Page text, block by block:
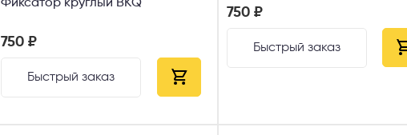
Фиксатор круглый ВКQ
750 ₽
Быстрый заказ
750 ₽
Быстрый заказ